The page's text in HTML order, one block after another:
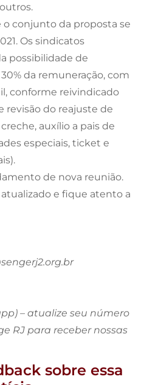
conjunto da proposta se
Os sindicatos
possibilidade de
da remuneração, com
conforme reivindicado
revisão do reajuste de
auxílio a pais de
especiais, ticket e
de nova reunião.
e fique atento a
– atualize seu número
RJ para receber nossas
sobre essa